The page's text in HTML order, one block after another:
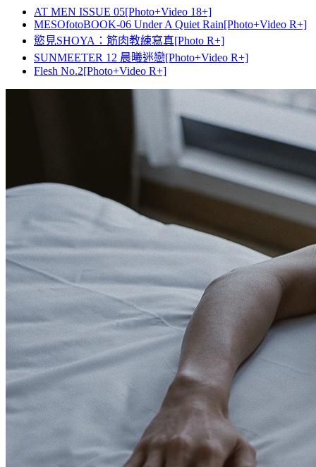
AT MEN ISSUE 05[Photo+Video 18+]
MESOfotoBOOK-06 Under A Quiet Rain[Photo+Video R+]
慾見SHOYA：筋肉教練寫真[Photo R+]
SUNMEETER 12 晨曦迷戀[Photo+Video R+]
Flesh No.2[Photo+Video R+]